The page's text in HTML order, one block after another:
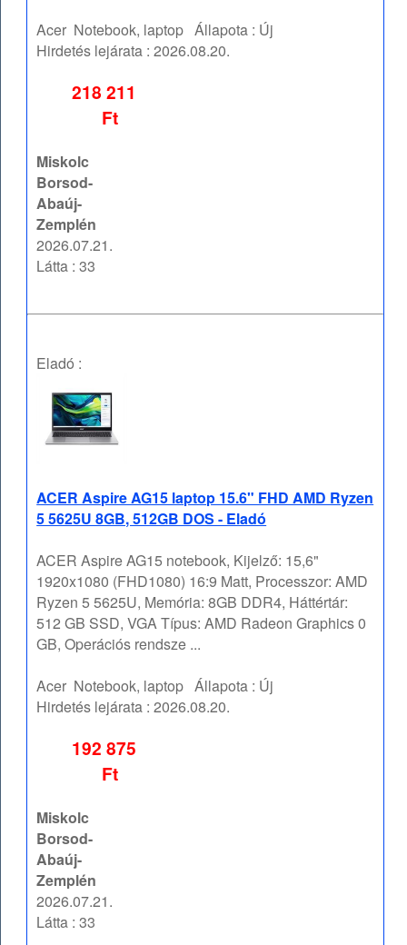
Acer Notebook, laptop Állapota : Új
Hirdetés lejárata :2026.08.20.
218 211
Ft
Miskolc
Borsod-
Abaúj-
Zemplén
2026.07.21.
Látta : 33
Eladó :
ACER Aspire AG15 laptop 15.6" FHD AMD Ryzen
5 5625U 8GB, 512GB DOS - Eladó
ACER Aspire AG15 notebook, Kijelző: 15,6"
1920x1080 (FHD1080) 16:9 Matt, Processzor: AMD
Ryzen 5 5625U, Memória: 8GB DDR4, Háttértár:
512 GB SSD, VGA Típus: AMD Radeon Graphics 0
GB, Operációs rendsze ...
Acer Notebook, laptop Állapota : Új
Hirdetés lejárata :2026.08.20.
192 875
Ft
Miskolc
Borsod-
Abaúj-
Zemplén
2026.07.21.
Látta : 33